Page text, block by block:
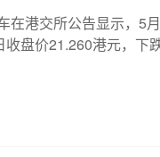
在港交所公告显示，5
盘价21.260港元，下